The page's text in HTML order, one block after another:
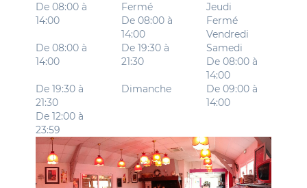
De 08:00 à
14:00
Fermé
Jeudi
De 08:00 à
14:00
Fermé
Vendredi
De 08:00 à
14:00
De 19:30 à
21:30
Samedi
De 08:00 à
14:00
De 19:30 à
21:30
Dimanche
De 09:00 à
14:00
De 12:00 à
23:59